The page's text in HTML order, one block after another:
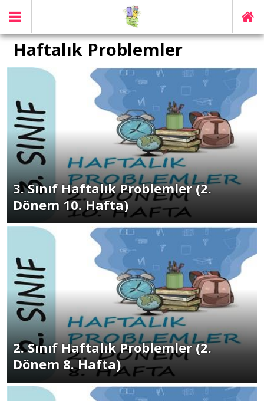
Haftalık Problemler
3. Sınıf Haftalık Problemler (2.
Dönem 10. Hafta)
2. Sınıf Haftalık Problemler (2.
Dönem 8. Hafta)